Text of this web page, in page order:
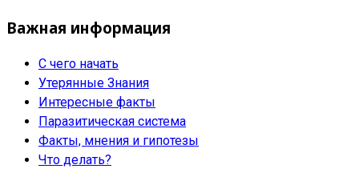
Важная информация
С чего начать
Утерянные Знания
Интересные факты
Паразитическая система
Факты, мнения и гипотезы
Что делать?